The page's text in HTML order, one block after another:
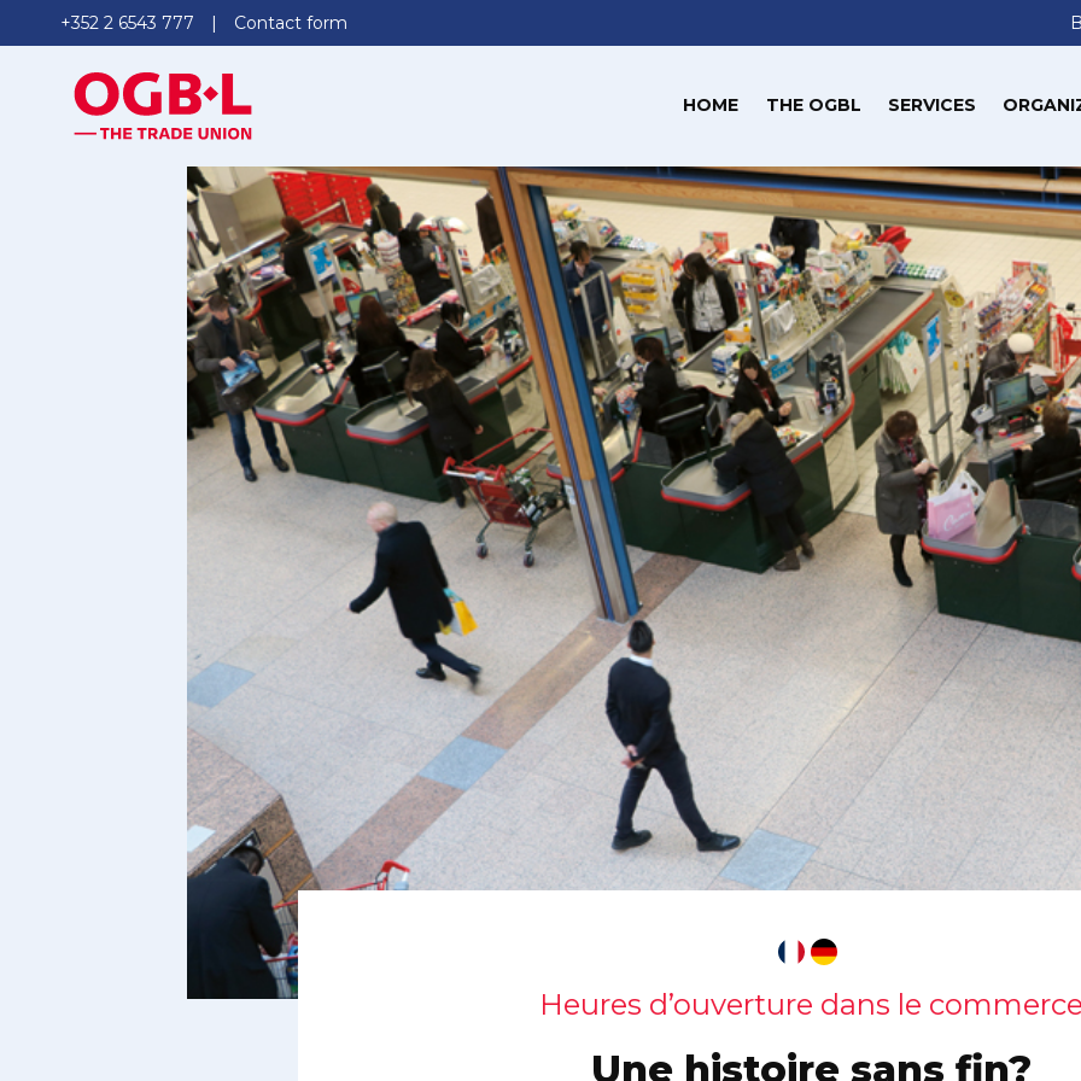
+352 2 6543 777 Contact form
HOME THE OGBL SERVICES
Heures d’ouverture dans le
Une histoire sans fin?